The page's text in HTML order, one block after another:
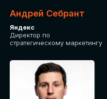
Андрей Себрант
Яндекс
Директор по
стратегическому маркетингу